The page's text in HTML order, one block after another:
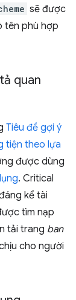
sẽ được
tên phù hợp
quan
Tiêu đề gợi ý
tiện theo lựa
được dùng
. Critical
kể tài
tìm nạp
tải trang ban
cho người